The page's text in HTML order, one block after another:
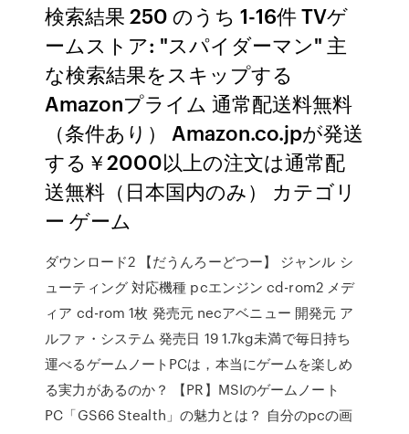
検索結果 250 のうち 1-16件 TVゲ
ームストア: "スパイダーマン" 主
な検索結果をスキップする
Amazonプライム 通常配送料無料
（条件あり） Amazon.co.jpが発送
する￥2000以上の注文は通常配
送無料（日本国内のみ） カテゴリ
ー ゲーム
ダウンロード2 【だうんろーどつー】 ジャンル シ
ューティング 対応機種 pcエンジン cd-rom2 メデ
ィア cd-rom 1枚 発売元 necアベニュー 開発元 ア
ルファ・システム 発売日 19 1.7kg未満で毎日持ち
運べるゲームノートPCは，本当にゲームを楽しめ
る実力があるのか？ 【PR】MSIのゲームノート
PC「GS66 Stealth」の魅力とは？ 自分のpcの画